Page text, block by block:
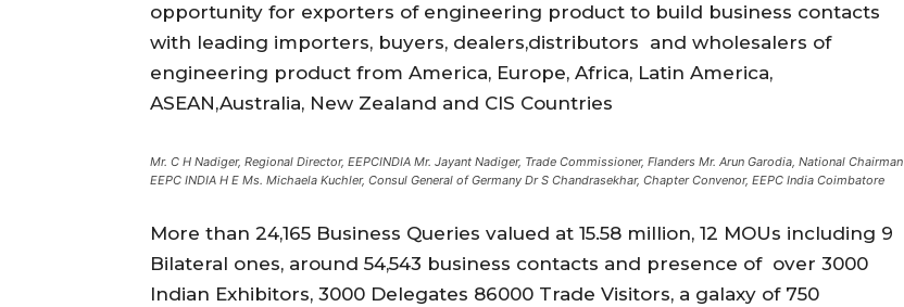
opportunity for exporters of engineering product to build business contacts
with leading importers, buyers, dealers,distributors and wholesalers of
engineering product from America, Europe, Africa, Latin America,
ASEAN,Australia, New Zealand and CIS Countries
Mr. C H Nadiger, Regional Director, EEPCINDIA Mr. Jayant Nadiger, Trade Commissioner, Flanders Mr. Arun Garodia, National Chairman
EEPC INDIA H E Ms. Michaela Kuchler, Consul General of Germany Dr S Chandrasekhar, Chapter Convenor, EEPC India Coimbatore
More than 24,165 Business Queries valued at 15.58 million, 12 MOUs including 9
Bilateral ones, around 54,543 business contacts and presence of over 3000
Indian Exhibitors, 3000 Delegates 86000 Trade Visitors, a galaxy of 750